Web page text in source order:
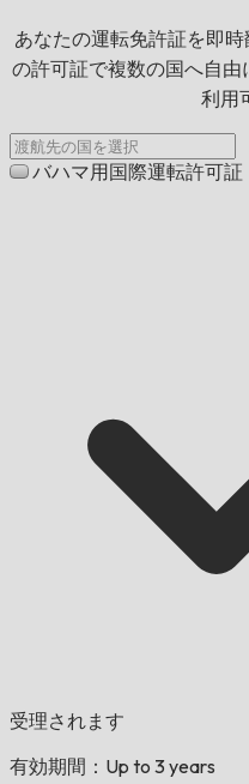
あなたの運転免許証を即
の許可証で複数の国へ自
利用
バハマ用国際運転許可証
受理されます
有効期間：Up to 3 years